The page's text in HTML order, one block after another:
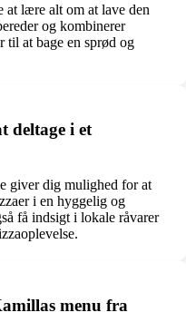
at lære alt om at lave den
og kombinerer
til at bage en sprød og
deltage i et
giver dig mulighed for at
i en hyggelig og
få indsigt i lokale råvarer
menu fra